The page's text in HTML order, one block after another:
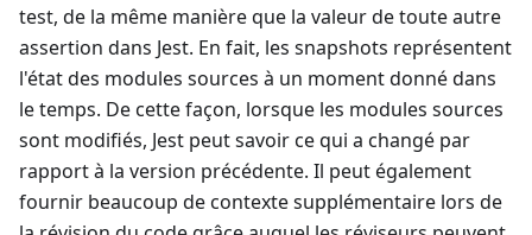
test, de la même manière que la valeur de toute autre
assertion dans Jest. En fait, les snapshots représentent
l'état des modules sources à un moment donné dans
le temps. De cette façon, lorsque les modules sources
sont modifiés, Jest peut savoir ce qui a changé par
rapport à la version précédente. Il peut également
fournir beaucoup de contexte supplémentaire lors de